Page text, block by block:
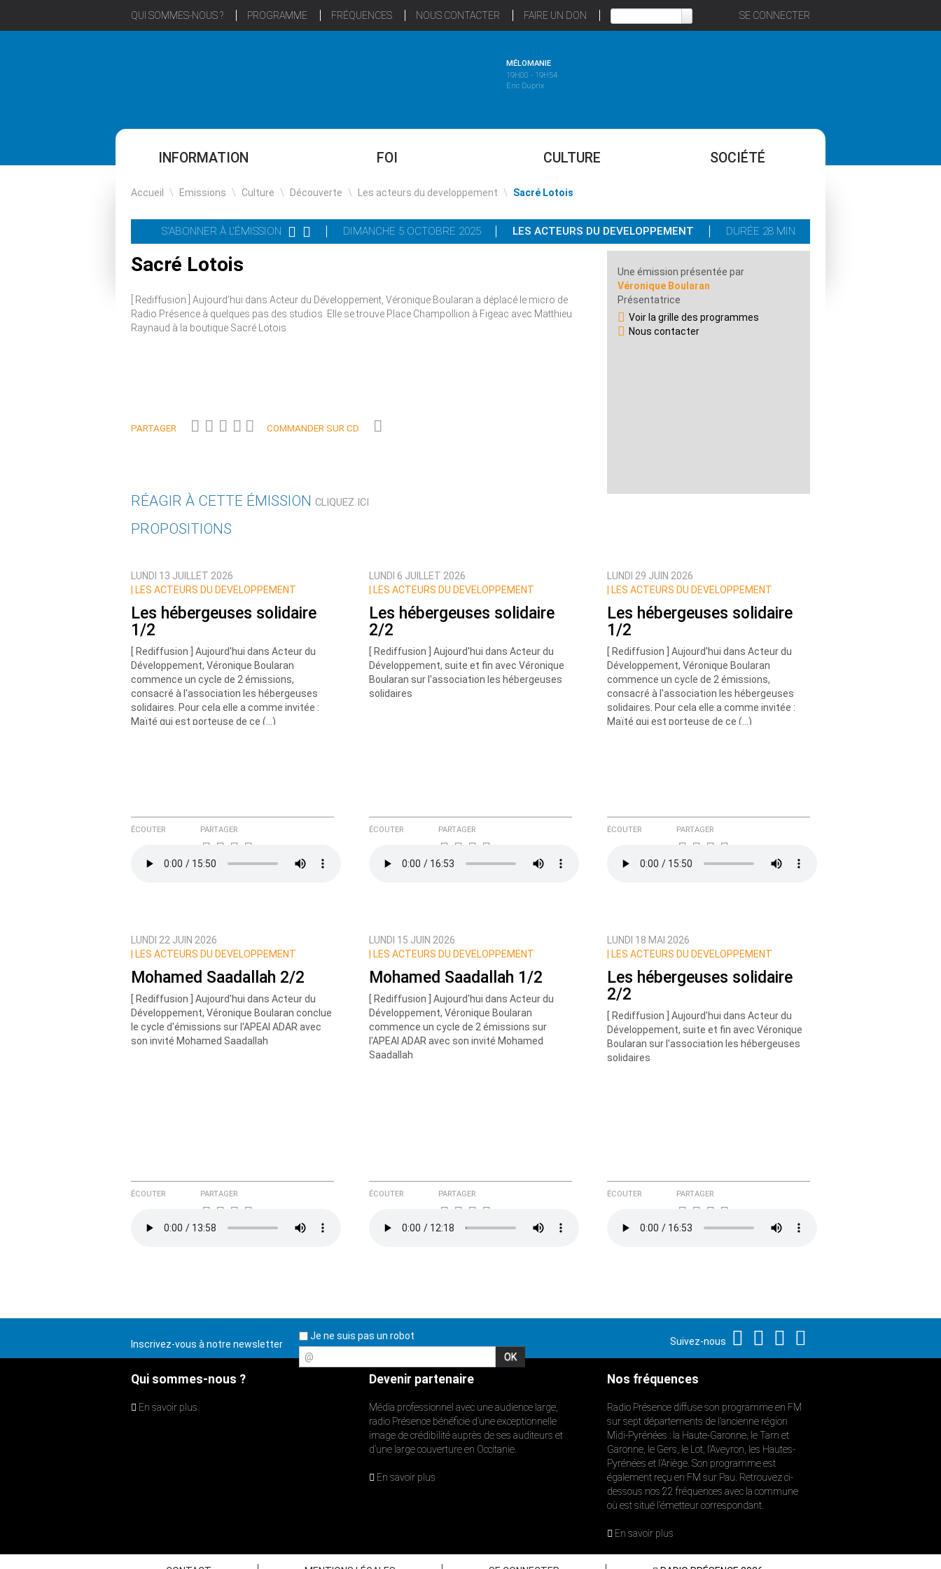
QUI SOMMES-NOUS ? PROGRAMME FRÉQUENCES NOUS CONTACTER FAIRE UN DON SE CONNECTER
MÉLOMANIE
19H00 - 19H54
Eric Duprix
INFORMATION FOI CULTURE SOCIÉTÉ
Accueil \ Emissions \ Culture \ Découverte \ Les acteurs du developpement \ Sacré Lotois
S'ABONNER À L'ÉMISSION DIMANCHE 5 OCTOBRE 2025 LES ACTEURS DU DEVELOPPEMENT DURÉE 28 MIN
Sacré Lotois
[ Rediffusion ] Aujourd’hui dans Acteur du Développement, Véronique Boularan a déplacé le micro de
Radio Présence à quelques pas des studios. Elle se trouve Place Champollion à Figeac avec Matthieu
Raynaud à la boutique Sacré Lotois
PARTAGER COMMANDER SUR CD
Une émission présentée par
Véronique Boularan
Présentatrice
Voir la grille des programmes
Nous contacter
RÉAGIR À CETTE ÉMISSION CLIQUEZ ICI
Nom
Ajoutez votre commentaire ici
Prévenez-moi de tous les nouveaux commentaires de cette discussion par email
PROPOSITIONS
LUNDI 13 JUILLET 2026
LES ACTEURS DU DEVELOPPEMENT
Les hébergeuses solidaire
1/2
[ Rediffusion ] Aujourd'hui dans Acteur du
Développement, Véronique Boularan
commence un cycle de 2 émissions,
consacré à l'association les hébergeuses
solidaires. Pour cela elle a comme invitée :
Maïté qui est porteuse de ce (…)
ÉCOUTER PARTAGER
LUNDI 6 JUILLET 2026
LES ACTEURS DU DEVELOPPEMENT
Les hébergeuses solidaire
2/2
[ Rediffusion ] Aujourd'hui dans Acteur du
Développement, suite et fin avec Véronique
Boularan sur l'association les hébergeuses
solidaires
ÉCOUTER PARTAGER
LUNDI 29 JUIN 2026
LES ACTEURS DU DEVELOPPEMENT
Les hébergeuses solidaire
1/2
[ Rediffusion ] Aujourd'hui dans Acteur du
Développement, Véronique Boularan
commence un cycle de 2 émissions,
consacré à l'association les hébergeuses
solidaires. Pour cela elle a comme invitée :
Maïté qui est porteuse de ce (…)
ÉCOUTER PARTAGER
LUNDI 22 JUIN 2026
LES ACTEURS DU DEVELOPPEMENT
Mohamed Saadallah 2/2
[ Rediffusion ] Aujourd'hui dans Acteur du
Développement, Véronique Boularan conclue
le cycle d'émissions sur l'APEAI ADAR avec
son invité Mohamed Saadallah
ÉCOUTER PARTAGER
LUNDI 15 JUIN 2026
LES ACTEURS DU DEVELOPPEMENT
Mohamed Saadallah 1/2
[ Rediffusion ] Aujourd'hui dans Acteur du
Développement, Véronique Boularan
commence un cycle de 2 émissions sur
l'APEAI ADAR avec son invité Mohamed
Saadallah
ÉCOUTER PARTAGER
LUNDI 18 MAI 2026
LES ACTEURS DU DEVELOPPEMENT
Les hébergeuses solidaire
2/2
[ Rediffusion ] Aujourd'hui dans Acteur du
Développement, suite et fin avec Véronique
Boularan sur l'association les hébergeuses
solidaires
ÉCOUTER PARTAGER
Inscrivez-vous à notre newsletter
Je ne suis pas un robot
@
Suivez-nous
Qui sommes-nous ?
En savoir plus
Devenir partenaire
Média professionnel avec une audience large,
radio Présence bénéficie d’une exceptionnelle
image de crédibilité auprès de ses auditeurs et
d’une large couverture en Occitanie.
En savoir plus
Nos fréquences
Radio Présence diffuse son programme en FM
sur sept départements de l’ancienne région
Midi-Pyrénées : la Haute-Garonne, le Tarn et
Garonne, le Gers, le Lot, l’Aveyron, les Hautes-
Pyrénées et l’Ariège. Son programme est
également reçu en FM sur Pau. Retrouvez ci-
dessous nos 22 fréquences avec la commune
où est situé l’émetteur correspondant.
En savoir plus